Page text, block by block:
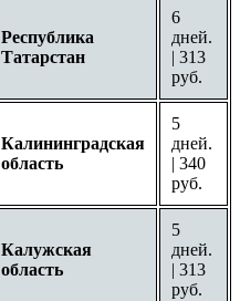
Республика
Татарстан
6
дней.
| 313
руб.
Калининградская
область
5
дней.
| 340
руб.
Калужская
область
5
дней.
| 313
руб.